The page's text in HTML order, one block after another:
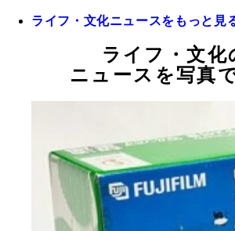
ライフ・文化ニュースをもっと見
ライフ・文化
ニュースを写真